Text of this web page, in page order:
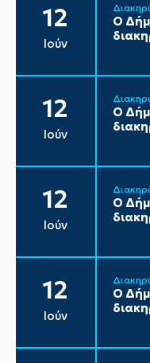
12
Ιούν
Ο
12
Ιούν
Ο
12
Ιούν
Ο
12
Ιούν
Ο